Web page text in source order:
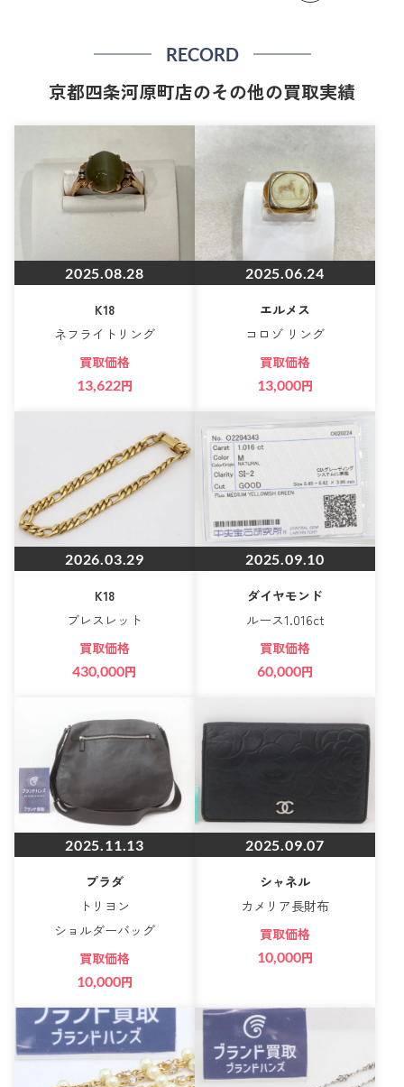
RECORD
京都四条河原町店のその他の買取実績
2025.08.28
K18
ネフライトリング
買取価格
13,622円
2025.06.24
エルメス
コロゾ リング
買取価格
13,000円
2026.03.29
K18
ブレスレット
買取価格
430,000円
2025.09.10
ダイヤモンド
ルース1.016ct
買取価格
60,000円
2025.11.13
プラダ
トリヨン
ショルダーバッグ
買取価格
10,000円
2025.09.07
シャネル
カメリア長財布
買取価格
10,000円